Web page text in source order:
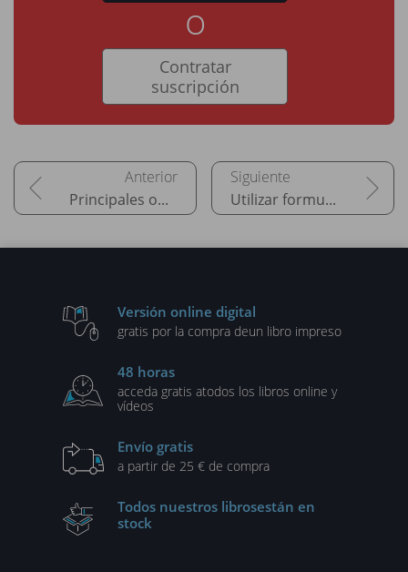
o
Contratar
suscripción
Principales objetos en JavaScript Utilizar formularios para introducir datos
Versión online digital
gratis por la compra deun libro impreso
48 horas
acceda gratis atodos los libros online y
vídeos
Envío gratis
a partir de 25 € de compra
Todos nuestros librosestán en
stock